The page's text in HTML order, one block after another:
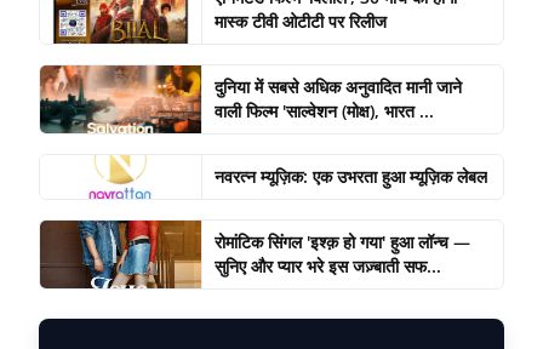
मास्क टीवी ओटीटी पर रिलीज
दुनिया में सबसे अधिक अनुवादित मानी जाने
वाली फिल्म 'साल्वेशन (मोक्ष), भारत ...
नवरत्न म्यूज़िक: एक उभरता हुआ म्यूज़िक लेबल
रोमांटिक सिंगल 'इश्क़ हो गया' हुआ लॉन्च —
सुनिए और प्यार भरे इस जज़्बाती सफ...